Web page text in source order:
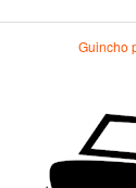
Guincho